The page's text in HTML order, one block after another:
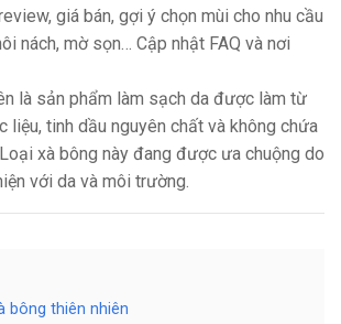
giá bán, gợi ý chọn mùi cho nhu cầu
nách, mờ sọn… Cập nhật FAQ và nơi
là sản phẩm làm sạch da được làm từ
liệu, tinh dầu nguyên chất và không chứa
xà bông này đang được ưa chuộng do
với da và môi trường.
bông thiên nhiên